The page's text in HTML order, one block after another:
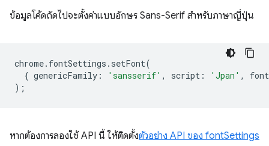
ข้อมูลโค้ดถัดไปจะตั้งค่าแบบอักษร Sans-Serif สำหรับภาษาญี่ปุ่น
chrome. fontSettings . setFont(
{ genericFamily : 'sansserif' , script : 'Jpan' ,
);
หากต้องการลองใช้ API นี้ ให้ติดตั้งตัวอย่าง API ของ fontSettings